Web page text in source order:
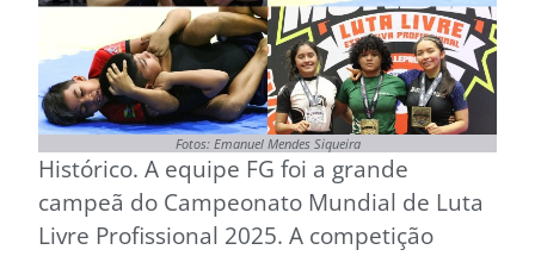
Fotos: Emanuel Mendes Siqueira
Histórico. A equipe FG foi a grande
campeã do Campeonato Mundial de Luta
Livre Profissional 2025. A competição